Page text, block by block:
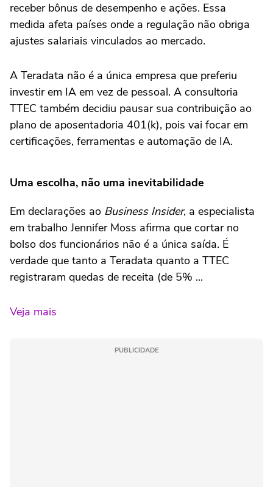
receber bônus de desempenho e ações. Essa
medida afeta países onde a regulação não obriga
ajustes salariais vinculados ao mercado.
A Teradata não é a única empresa que preferiu
investir em IA em vez de pessoal. A consultoria
TTEC também decidiu pausar sua contribuição ao
plano de aposentadoria 401(k), pois vai focar em
certificações, ferramentas e automação de IA.
Uma escolha, não uma inevitabilidade
Em declarações ao Business Insider, a especialista
em trabalho Jennifer Moss afirma que cortar no
bolso dos funcionários não é a única saída. É
verdade que tanto a Teradata quanto a TTEC
registraram quedas de receita (de 5% ...
Veja mais
PUBLICIDADE